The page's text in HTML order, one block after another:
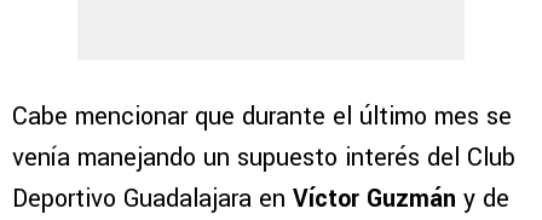
Cabe mencionar que durante el último mes se
venía manejando un supuesto interés del Club
Deportivo Guadalajara en Víctor Guzmán y de